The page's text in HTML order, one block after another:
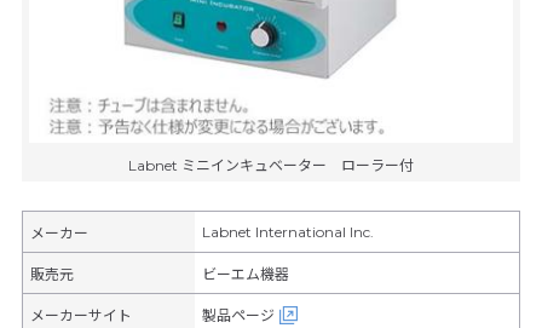
Labnet ミニインキュベーター ローラー付
メーカー Labnet International Inc.
販売元 ビーエム機器
メーカーサイト 製品ページ